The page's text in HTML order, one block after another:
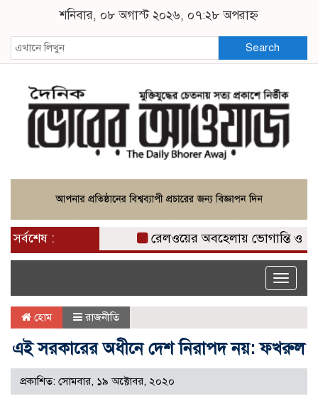
শনিবার, ০৮ অগাস্ট ২০২৬, ০৭:২৮ অপরাহ্ন
Search
সর্বশেষ : রেলওয়ের অবহেলায় ভোগান্তি ও
Toggle
হোম রাজনীতি
এই সরকারের অধীনে দেশ নিরাপদ নয়: ফখরুল
প্রকাশিত: সোমবার, ১৯ অক্টোবর, ২০২০